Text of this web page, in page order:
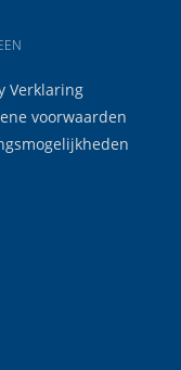
Verklaring
voorwaarden